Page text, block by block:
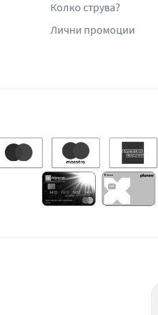
Колко струва?
Лични промоции